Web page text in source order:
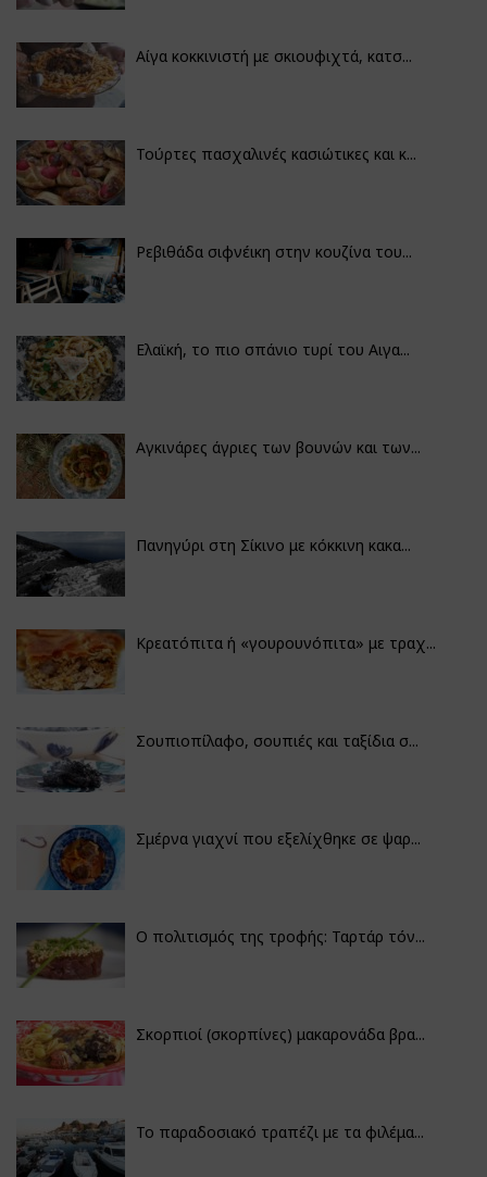
Αίγα κοκκινιστή με σκιουφιχτά, κατσ...
Τούρτες πασχαλινές κασιώτικες και κ...
Ρεβιθάδα σιφνέικη στην κουζίνα του...
Ελαϊκή, το πιο σπάνιο τυρί του Αιγα...
Αγκινάρες άγριες των βουνών και των...
Πανηγύρι στη Σίκινο με κόκκινη κακα...
Κρεατόπιτα ή «γουρουνόπιτα» με τραχ...
Σουπιοπίλαφο, σουπιές και ταξίδια σ...
Σμέρνα γιαχνί που εξελίχθηκε σε ψαρ...
Ο πολιτισμός της τροφής: Ταρτάρ τόν...
Σκορπιοί (σκορπίνες) μακαρονάδα βρα...
Το παραδοσιακό τραπέζι με τα φιλέμα...